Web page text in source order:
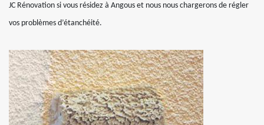
JC Rénovation si vous résidez à Angous et nous nous chargerons de régler
vos problèmes d’étanchéité.